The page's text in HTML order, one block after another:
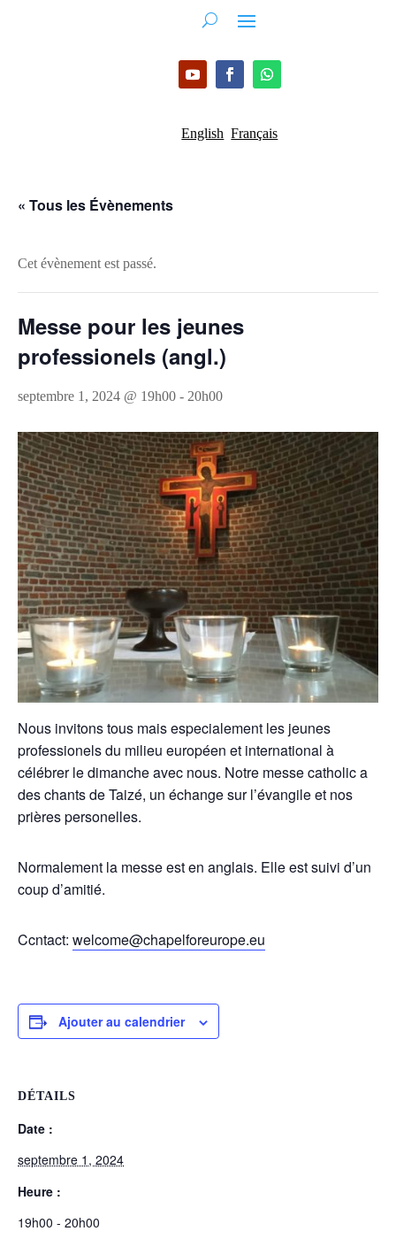
English Français
« Tous les Évènements
Cet évènement est passé.
Messe pour les jeunes
professionels (angl.)
septembre 1, 2024 @ 19h00 - 20h00
Nous invitons tous mais especialement les jeunes
professionels du milieu européen et international à
célébrer le dimanche avec nous. Notre messe catholic a
des chants de Taizé, un échange sur l’évangile et nos
prières personelles.
Normalement la messe est en anglais. Elle est suivi d’un
coup d’amitié.
Ccntact: welcome@chapelforeurope.eu
Ajouter au calendrier
DÉTAILS
Date :
septembre 1, 2024
Heure :
19h00 - 20h00